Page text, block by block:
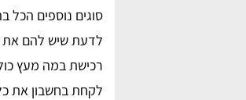
סוגים נוספים
לדעת שיש להם את
רכישת במה מעץ
לקחת בחשבון את